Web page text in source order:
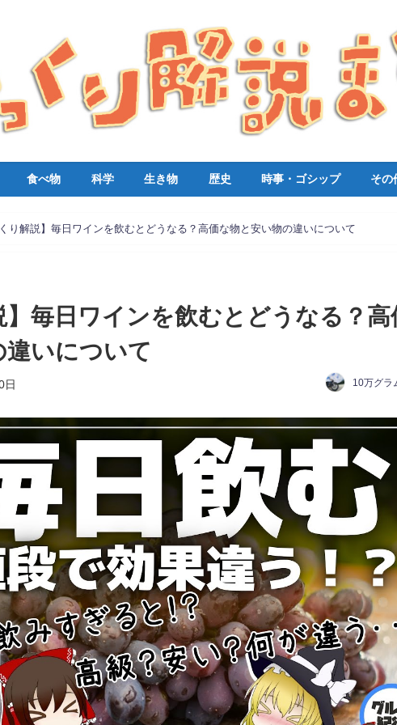
食べ物 科学 生き物 歴史 時事・ゴシップ その
くり解説】毎日ワインを飲むとどうなる？高価な物と安い物の違いについて
】毎日ワインを飲むとどうなる？高
いについて
日 10万グラ